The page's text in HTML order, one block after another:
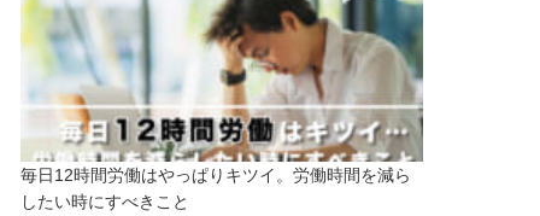
毎日12時間労働はやっぱりキツイ。労働時間を減ら
したい時にすべきこと